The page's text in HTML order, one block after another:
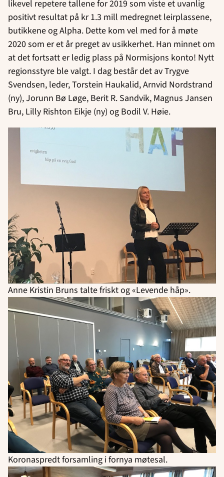
likevel repetere tallene for 2019 som viste et uvanlig
positivt resultat på kr 1.3 mill medregnet leirplassene,
butikkene og Alpha. Dette kom vel med for å møte
2020 som er et år preget av usikkerhet. Han minnet om
at det fortsatt er ledig plass på Normisjons konto! Nytt
regionsstyre ble valgt. I dag består det av Trygve
Svendsen, leder, Torstein Haukalid, Arnvid Nordstrand
(ny), Jorunn Bø Løge, Berit R. Sandvik, Magnus Jansen
Bru, Lilly Rishton Eikje (ny) og Bodil V. Høie.
Anne Kristin Bruns talte friskt og «Levende håp».
Koronaspredt forsamling i fornya møtesal.